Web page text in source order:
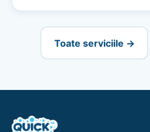
Toate serviciile →